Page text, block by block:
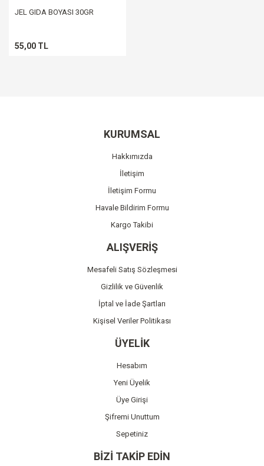
JEL GIDA BOYASI 30GR
55,00 TL
KURUMSAL
Hakkımızda
İletişim
İletişim Formu
Havale Bildirim Formu
Kargo Takibi
ALIŞVERİŞ
Mesafeli Satış Sözleşmesi
Gizlilik ve Güvenlik
İptal ve İade Şartları
Kişisel Veriler Politikası
ÜYELİK
Hesabım
Yeni Üyelik
Üye Girişi
Şifremi Unuttum
Sepetiniz
BİZİ TAKİP EDİN